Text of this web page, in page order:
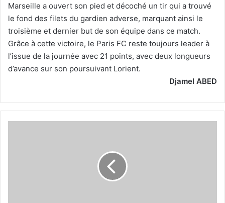
Marseille a ouvert son pied et décoché un tir qui a trouvé
le fond des filets du gardien adverse, marquant ainsi le
troisième et dernier but de son équipe dans ce match.
Grâce à cette victoire, le Paris FC reste toujours leader à
l’issue de la journée avec 21 points, avec deux longueurs
d’avance sur son poursuivant Lorient.
Djamel ABED